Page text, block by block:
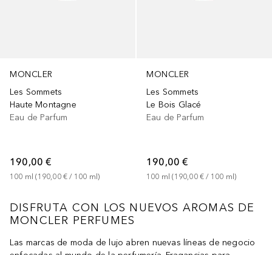
MONCLER
Les Sommets
Haute Montagne
Eau de Parfum
190,00 €
100 ml (190,00 € / 100 ml)
MONCLER
Les Sommets
Le Bois Glacé
Eau de Parfum
190,00 €
100 ml (190,00 € / 100 ml)
DISFRUTA CON LOS NUEVOS AROMAS DE
MONCLER PERFUMES
Las marcas de moda de lujo abren nuevas líneas de negocio